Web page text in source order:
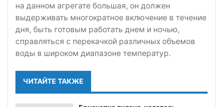
на данном агрегате большая, он должен
выдерживать многократное включение в течение
дня, быть готовым работать днем и ночью,
справляться с перекачкой различных объемов
воды в широком диапазоне температур.
ЧИТАЙТЕ ТАКЖЕ